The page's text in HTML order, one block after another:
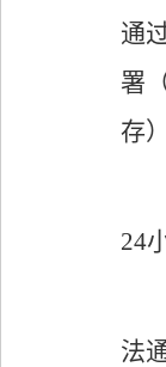
通
署
存
24
法